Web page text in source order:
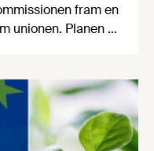
fram en
unionen. Planen är
av konkreta idéer
ges